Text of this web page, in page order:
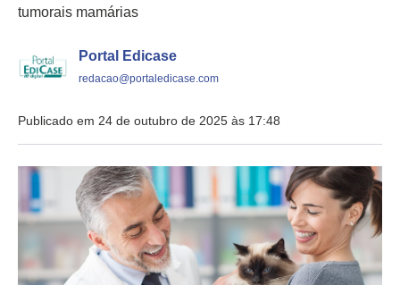
tumorais mamárias
Portal Edicase
redacao@portaledicase.com
Publicado em 24 de outubro de 2025 às 17:48